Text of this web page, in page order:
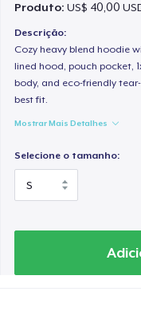
Produto:US$ 40,00
Descrição:
Cozy heavy blend hoodie
lined hood, pouch pocket,
body, and eco-friendly
best fit.
Mostrar Mais Detalhes
Selecione o tamanho: